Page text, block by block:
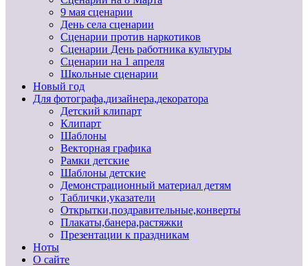
9 мая сценарии
День села сценарии
Сценарии против наркотиков
Сценарии День работника культуры
Сценарии на 1 апреля
Школьные сценарии
Новый год
Для фотографа,дизайнера,декоратора
Детский клипарт
Клипарт
Шаблоны
Векторная графика
Рамки детские
Шаблоны детские
Демонстрационный материал детям
Таблички,указатели
Открытки,поздравительные,конверты
Плакаты,банера,растяжки
Презентации к праздникам
Ноты
О сайте